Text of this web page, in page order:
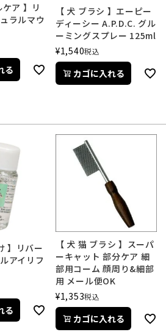
ケア 】リ
ラルマウ
る
【 犬 ブラシ 】エーピー
ディーシー A.P.D.C. グル
ーミングスプレー 125ml
¥1,540税込
カゴに入れる
】リバー
アイリフ
る
【 犬 猫 ブラシ 】スーパ
ーキャット 部分ケア 細
部用コーム 顔周り&細部
用 メール便OK
¥1,353税込
カゴに入れる